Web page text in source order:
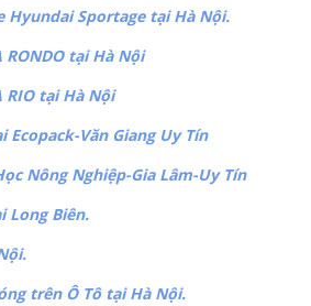
Hyundai Sportage tại Hà Nội.
tại Hà Nội
RIO tại Hà Nội
Văn Giang Uy Tín
Nông Nghiệp-Gia Lâm-Uy Tín
Long Biên.
trên Ô Tô tại Hà Nội.